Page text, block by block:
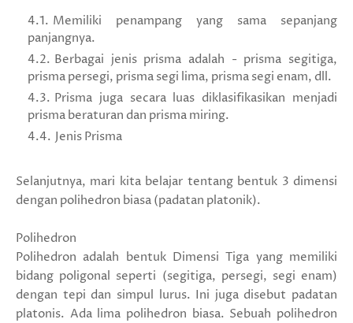
Memiliki penampang yang sama sepanjang
panjangnya.
Berbagai jenis prisma adalah - prisma segitiga,
prisma persegi, prisma segi lima, prisma segi enam, dll.
Prisma juga secara luas diklasifikasikan menjadi
prisma beraturan dan prisma miring.
Jenis Prisma
Selanjutnya, mari kita belajar tentang bentuk 3 dimensi
dengan polihedron biasa (padatan platonik).
Polihedron
Polihedron adalah bentuk Dimensi Tiga yang memiliki
bidang poligonal seperti (segitiga, persegi, segi enam)
dengan tepi dan simpul lurus. Ini juga disebut padatan
platonis. Ada lima polihedron biasa. Sebuah polihedron